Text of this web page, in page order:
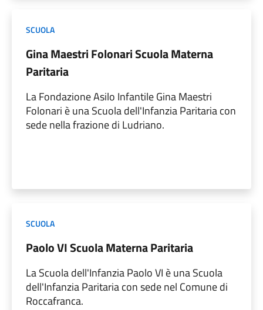
SCUOLA
Gina Maestri Folonari Scuola Materna
Paritaria
La Fondazione Asilo Infantile Gina Maestri
Folonari è una Scuola dell'Infanzia Paritaria con
sede nella frazione di Ludriano.
SCUOLA
Paolo VI Scuola Materna Paritaria
La Scuola dell'Infanzia Paolo VI è una Scuola
dell'Infanzia Paritaria con sede nel Comune di
Roccafranca.